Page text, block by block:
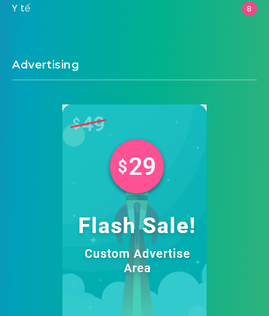
Y tế 8
Advertising